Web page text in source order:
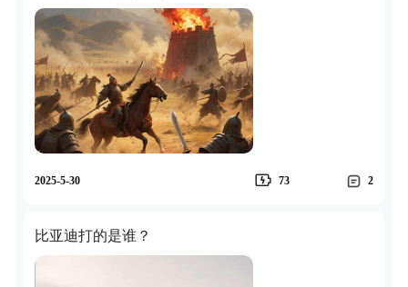
2025-5-30 73 2
比亚迪打的是谁？